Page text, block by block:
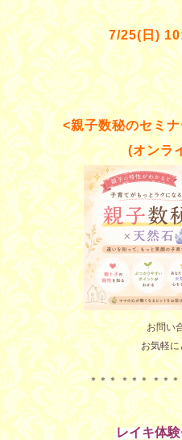
7/25(日)
<親子数秘のセミ
(オンラ
お問い
お気軽
＊＊＊ ＊＊＊ ＊＊
レイキ体